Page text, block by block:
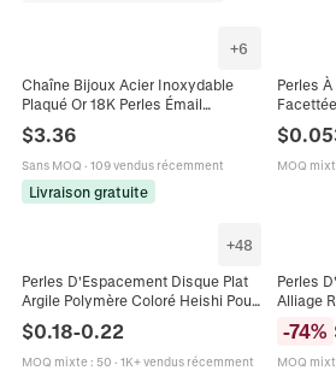
+6
Chaîne Bijoux Acier Inoxydable
Plaqué Or 18K Perles Émail
Dépolies DIY Fabrication Collier
Bracelet Coloré
$3.36
Sans MOQ · 109 vendus récemment
Livraison gratuite
Perles
Style
$
MOQ
+48
Perles D'Espacement Disque Plat
Argile Polymère Coloré Heishi Pour
Fabrication De Bijoux Bricolage
Bracelet Collier Style Bohème
$0.18-0.22
MOQ mixte: 50 · 1K+ vendus récemment
Perles
Alliage
-74%
MOQ